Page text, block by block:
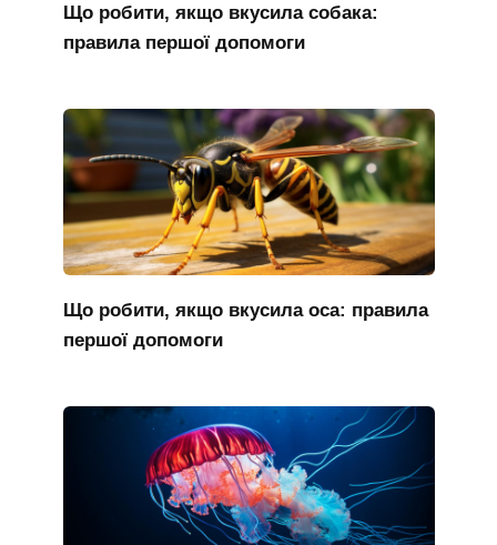
Що робити, якщо вкусила собака:
правила першої допомоги
Що робити, якщо вкусила оса: правила
першої допомоги